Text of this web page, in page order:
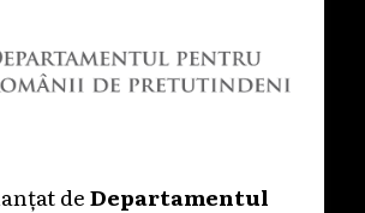
deDepartamentul